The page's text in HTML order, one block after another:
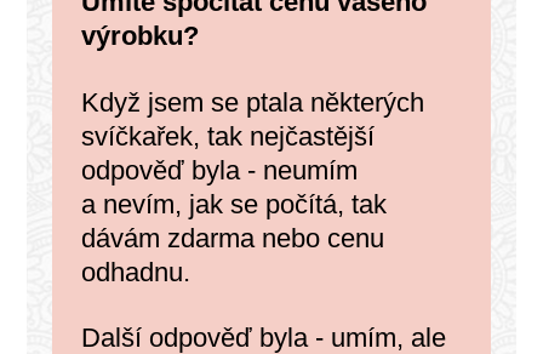
výrobku?
Když jsem se ptala některých
svíčkařek, tak nejčastější
odpověď byla - neumím
a nevím, jak se počítá, tak
dávám zdarma nebo cenu
odhadnu.
Další odpověď byla - umím, ale